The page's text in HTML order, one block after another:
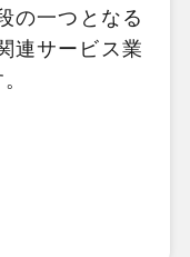
の一つとなる
連サービス業